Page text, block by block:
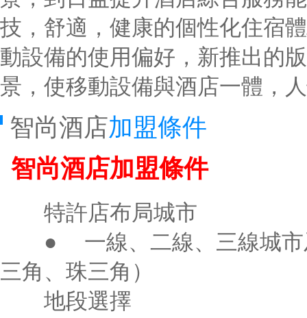
技，舒適，健康的個性化住宿
動設備的使用偏好，新推出的
景，使移動設備與酒店一體，
智尚酒店加盟條件
智尚酒店加盟條件
特許店布局城市
● 一線、二線、三線城
三角、珠三角）
地段選擇